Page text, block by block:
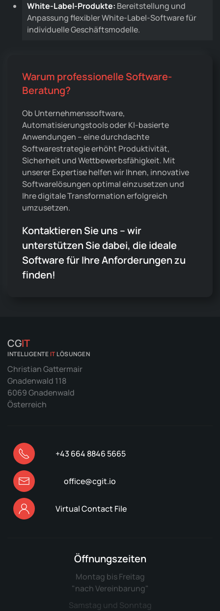
White-Label-Produkte: Bereitstellung und
Anpassung flexibler White-Label-Software für
individuelle Geschäftsmodelle.
Warum professionelle Software-
Beratung?
Ob Unternehmenssoftware,
Automatisierungstools oder KI-basierte
Anwendungen – eine durchdachte
Softwarestrategie erhöht Produktivität,
Sicherheit und Wettbewerbsfähigkeit. Mit
unserer Expertise helfen wir Ihnen, innovative
Softwarelösungen optimal einzusetzen und
Ihre digitale Transformation erfolgreich
umzusetzen.
Kontaktieren Sie uns – wir
unterstützen Sie dabei, die ideale
Software für Ihre Anforderungen zu
finden!
CGIT
INTELLIGENTE IT LÖSUNGEN
Christian Gattermair
Gnadenwald 118
6069 Gnadenwald
Österreich
+43 664 8846 5665
office@cgit.io
Virtual Contact File
Öffnungszeiten
Montag bis Freitag
"nach Vereinbarung"
Samstag und Sonntag